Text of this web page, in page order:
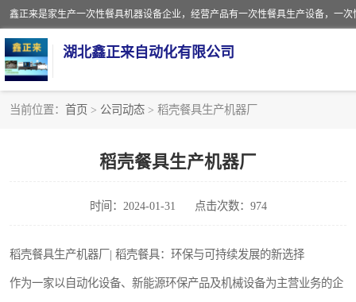
湖北鑫正来自动化有限公司
当前位置： 首页 > 公司动态 > 稻壳餐具生产机器厂
稻壳餐具生产机器厂
时间：2024-01-31 点击次数：974
稻壳餐具生产机器厂| 稻壳餐具：环保与可持续发展的新选择
作为一家以自动化设备、新能源环保产品及机械设备为主营业务的企
塑料杯
奶茶杯